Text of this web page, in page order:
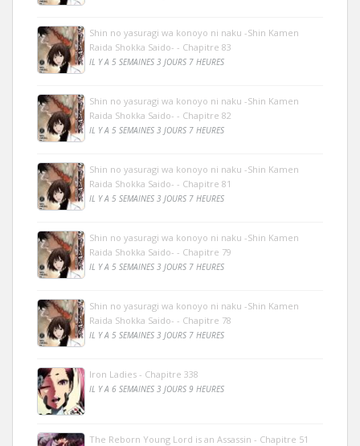
Shin no yasuragi wa konoyo ni naku -Shin Kamen
Raida Shokka Saido- - Chapitre 83
IL Y A 5 SEMAINES 3 JOURS 7 HEURES
Shin no yasuragi wa konoyo ni naku -Shin Kamen
Raida Shokka Saido- - Chapitre 82
IL Y A 5 SEMAINES 3 JOURS 7 HEURES
Shin no yasuragi wa konoyo ni naku -Shin Kamen
Raida Shokka Saido- - Chapitre 81
IL Y A 5 SEMAINES 3 JOURS 7 HEURES
Shin no yasuragi wa konoyo ni naku -Shin Kamen
Raida Shokka Saido- - Chapitre 79
IL Y A 5 SEMAINES 3 JOURS 7 HEURES
Shin no yasuragi wa konoyo ni naku -Shin Kamen
Raida Shokka Saido- - Chapitre 78
IL Y A 5 SEMAINES 3 JOURS 7 HEURES
Iron Ladies - Chapitre 338
IL Y A 6 SEMAINES 3 JOURS 9 HEURES
The Reborn Young Lord is an Assassin - Chapitre 51